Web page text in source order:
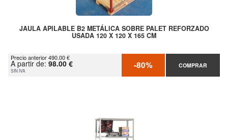
JAULA APILABLE B2 METÁLICA SOBRE PALET REFORZADO
USADA 120 X 120 X 165 CM
Precio anterior 490.00 €
A partir de: 98.00 €
SIN IVA -80% COMPRAR